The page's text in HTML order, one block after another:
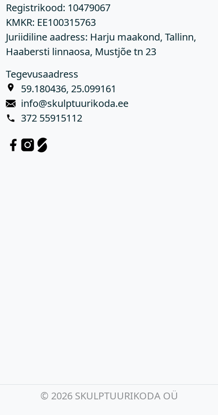
Registrikood: 10479067
KMKR: EE100315763
Juriidiline aadress: Harju maakond, Tallinn,
Haabersti linnaosa, Mustjõe tn 23
Tegevusaadress
59.180436, 25.099161
info@skulptuurikoda.ee
372 55915112
© 2026 SKULPTUURIKODA OÜ